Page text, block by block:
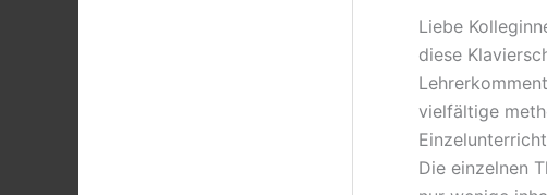
Liebe
diese
vielfältige
Die einzelnen